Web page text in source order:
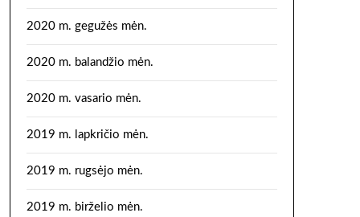
2020 m. gegužės mėn.
2020 m. balandžio mėn.
2020 m. vasario mėn.
2019 m. lapkričio mėn.
2019 m. rugsėjo mėn.
2019 m. birželio mėn.